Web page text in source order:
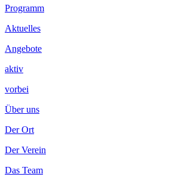
Programm
Aktuelles
Angebote
aktiv
vorbei
Über uns
Der Ort
Der Verein
Das Team